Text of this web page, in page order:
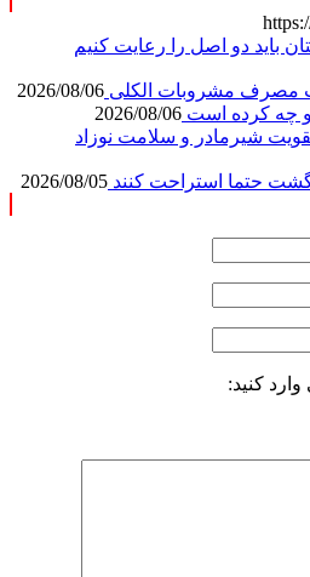
باید دو اصل را رعایت کنیم
مصرف مشروبات الکلی 2026/08/06
چه کرده است 2026/08/06
شیرمادر و سلامت نوزاد
حتما استراحت کنند 2026/08/05
کنید: